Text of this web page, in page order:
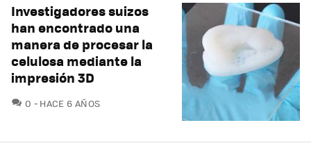
Investigadores suizos
han encontrado una
manera de procesar la
celulosa mediante la
impresión 3D
0 COMENTARIOS
HACE 6 AÑOS